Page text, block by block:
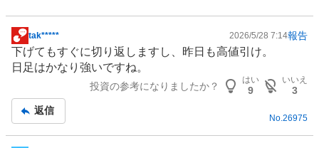
掲
示
板
tak***** 2026/5/28 7:14報告
下げてもすぐに切り返しますし、昨日も高値引け。
日足はかなり強いですね。
投資の参考になりましたか？
はい
9
いいえ
3
返信
No. 26975